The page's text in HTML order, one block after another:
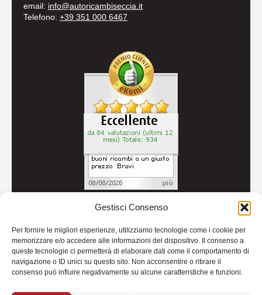
Gestisci Consenso
Per fornire le migliori esperienze, utilizziamo tecnologie come i cookie per
memorizzare e/o accedere alle informazioni del dispositivo. Il consenso a
queste tecnologie ci permetterà di elaborare dati come il comportamento di
navigazione o ID unici su questo sito. Non acconsentire o ritirare il
consenso può influire negativamente su alcune caratteristiche e funzioni.
email: info@autoricambiseccia.it
Telefono: +39 351 000 6467
Credits